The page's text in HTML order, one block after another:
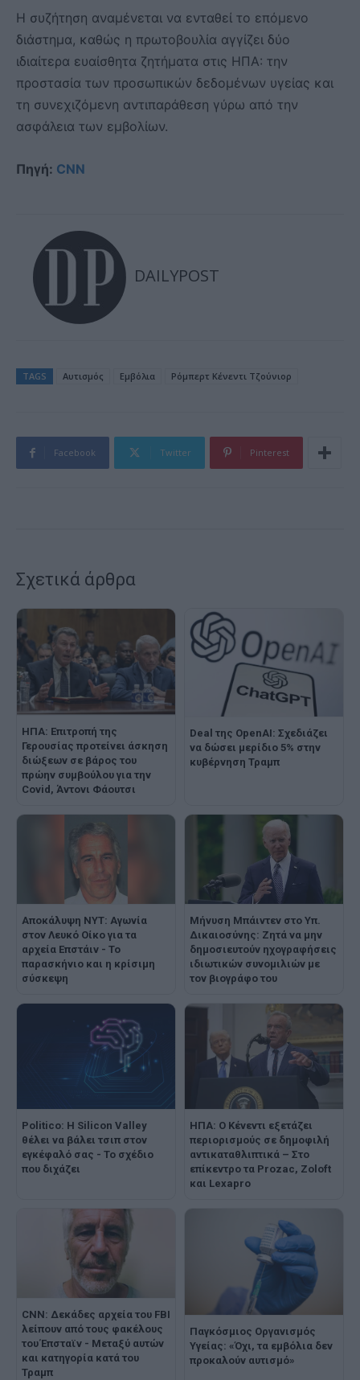
Η συζήτηση αναμένεται να ενταθεί το επόμενο
διάστημα, καθώς η πρωτοβουλία αγγίζει δύο
ιδιαίτερα ευαίσθητα ζητήματα στις ΗΠΑ: την
προστασία των προσωπικών δεδομένων υγείας και
τη συνεχιζόμενη αντιπαράθεση γύρω από την
ασφάλεια των εμβολίων.
Πηγή: CNN
DAILYPOST
TAGS Αυτισμός Εμβόλια Ρόμπερτ Κένεντι Τζούνιορ
Facebook Twitter Pinterest
Σχετικά άρθρα
ΗΠΑ: Επιτροπή της
Γερουσίας προτείνει άσκηση
διώξεων σε βάρος του
πρώην συμβούλου για την
Covid, Άντονι Φάουτσι
Deal της OpenAI: Σχεδιάζει
να δώσει μερίδιο 5% στην
κυβέρνηση Τραμπ
Αποκάλυψη NYT: Αγωνία
στον Λευκό Οίκο για τα
αρχεία Επστάιν - Το
παρασκήνιο και η κρίσιμη
σύσκεψη
Μήνυση Μπάιντεν στο Υπ.
Δικαιοσύνης: Ζητά να μην
δημοσιευτούν ηχογραφήσεις
ιδιωτικών συνομιλιών με
τον βιογράφο του
Politico: Η Silicon Valley
θέλει να βάλει τσιπ στον
εγκέφαλό σας - Το σχέδιο
που διχάζει
ΗΠΑ: O Κένεντι εξετάζει
περιορισμούς σε δημοφιλή
αντικαταθλιπτικά – Στο
επίκεντρο τα Prozac, Zoloft
και Lexapro
CNN: Δεκάδες αρχεία του FBI
λείπουν από τους φακέλους
του Έπσταϊν - Μεταξύ αυτών
και κατηγορία κατά του
Τραμπ
Παγκόσμιος Οργανισμός
Υγείας: «Όχι, τα εμβόλια δεν
προκαλούν αυτισμό»